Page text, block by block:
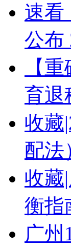
速看
公布
【
育退
收藏
配法
收藏
衡指
广州